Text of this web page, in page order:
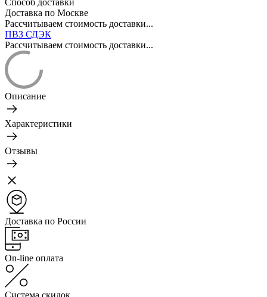
Доставка по Москве
Рассчитываем стоимость доставки...
ПВЗ СДЭК
Рассчитываем стоимость доставки...
Описание
Характеристики
Отзывы
Доставка по России
On-line оплата
Система скидок